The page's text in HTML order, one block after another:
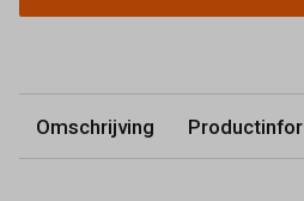
Omschrijving